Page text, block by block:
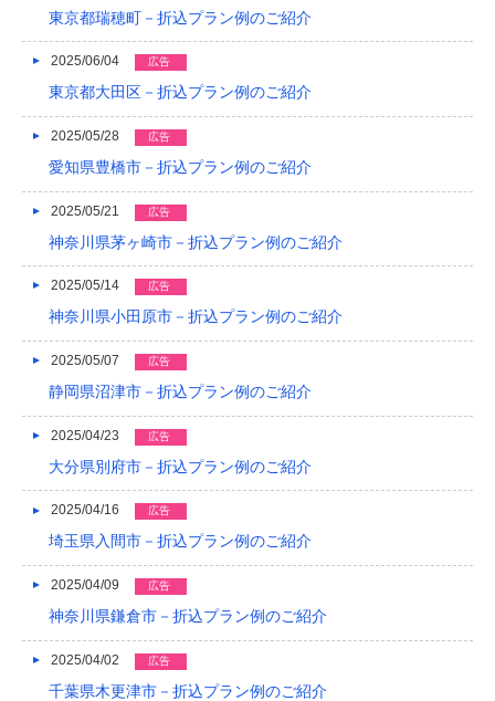
2016/12
2016/11
2016/10
2016/09
2016/08
2016/07
2016/06
2016/04
2016/03
2016/02
2016/01
2015/12
2015/09
2015/08
東京都瑞穂町－折込プラン例のご紹介
2025/06/04 広告
東京都大田区－折込プラン例のご紹介
2025/05/28 広告
愛知県豊橋市－折込プラン例のご紹介
2025/05/21 広告
神奈川県茅ヶ崎市－折込プラン例のご紹介
2025/05/14 広告
神奈川県小田原市－折込プラン例のご紹介
2025/05/07 広告
静岡県沼津市－折込プラン例のご紹介
2025/04/23 広告
大分県別府市－折込プラン例のご紹介
2025/04/16 広告
埼玉県入間市－折込プラン例のご紹介
2025/04/09 広告
神奈川県鎌倉市－折込プラン例のご紹介
2025/04/02 広告
千葉県木更津市－折込プラン例のご紹介